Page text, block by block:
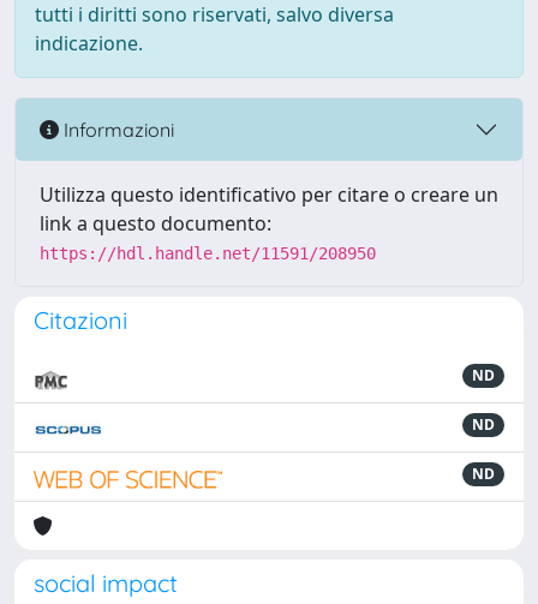
tutti i diritti sono riservati, salvo diversa
indicazione.
Informazioni
Utilizza questo identificativo per citare o creare un
link a questo documento:
https://hdl.handle.net/11591/208950
Citazioni
ND
ND
ND
social impact